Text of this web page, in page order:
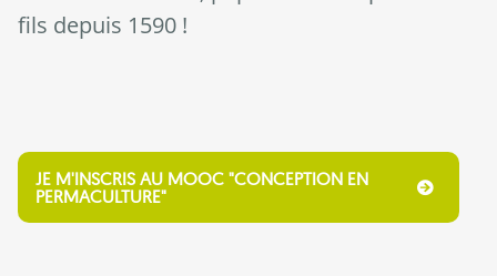
fils depuis 1590 !
JE M'INSCRIS AU MOOC "CONCEPTION EN
PERMACULTURE"